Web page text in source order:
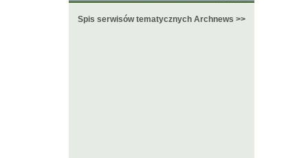
Spis serwisów tematycznych Archnews >>